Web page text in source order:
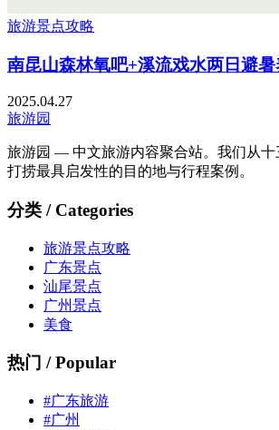
旅游景点攻略
南昆山森林氧吧+溪流戏水两日避
2025.04.27
旅游园
旅游园 — 中文旅游内容聚合站。我们从十
打捞最具启发性的目的地与行程案例。
分类 / Categories
旅游景点攻略
广东景点
汕尾景点
广州景点
美食
热门 / Popular
#广东旅游
#广州